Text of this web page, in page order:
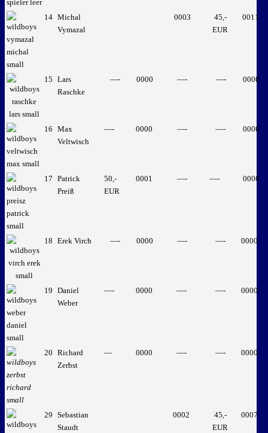
14 Michal
Vymazal
0003
45,-
EUR
0011
15 Lars
Raschke
—- 0000 —- —- 0000
16 Max
Veltwisch
—- 0000 —- —- 0000
17 Patrick
Preiß
50,-
EUR
0001 —- —- 0000
18 Erek Virch —- 0000 —- —- 0000
19 Daniel
Weber
—- 0000 —- —- 0000
20 Richard
Zerbst
— 0000 —- —- 0000
29 Sebastian
Staudt
0002
45,-
EUR
0007